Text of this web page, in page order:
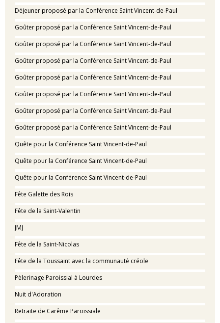
Déjeuner proposé par la Conférence Saint Vincent-de-Paul
Goûter proposé par la Conférence Saint Vincent-de-Paul
Goûter proposé par la Conférence Saint Vincent-de-Paul
Goûter proposé par la Conférence Saint Vincent-de-Paul
Goûter proposé par la Conférence Saint Vincent-de-Paul
Goûter proposé par la Conférence Saint Vincent-de-Paul
Goûter proposé par la Conférence Saint Vincent-de-Paul
Goûter proposé par la Conférence Saint Vincent-de-Paul
Quête pour la Conférence Saint Vincent-de-Paul
Quête pour la Conférence Saint Vincent-de-Paul
Quête pour la Conférence Saint Vincent-de-Paul
Fête Galette des Rois
Fête de la Saint-Valentin
JMJ
Fête de la Saint-Nicolas
Fête de la Toussaint avec la communauté créole
Pèlerinage Paroissial à Lourdes
Nuit d'Adoration
Retraite de Carême Paroissiale